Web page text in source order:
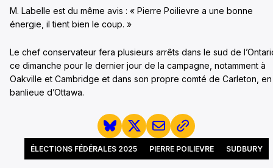
M. Labelle est du même avis : « Pierre Poilievre a une bonne
énergie, il tient bien le coup. »
Le chef conservateur fera plusieurs arrêts dans le sud de
ce dimanche pour le dernier jour de la campagne, notamment à
Oakville et Cambridge et dans son propre comté de Carleton, en
banlieue d’Ottawa.
ÉLECTIONS FÉDÉRALES 2025 PIERRE POILIEVRE SUDBURY